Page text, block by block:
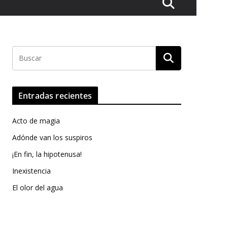
Entradas recientes
Acto de magia
Adónde van los suspiros
¡En fin, la hipotenusa!
Inexistencia
El olor del agua